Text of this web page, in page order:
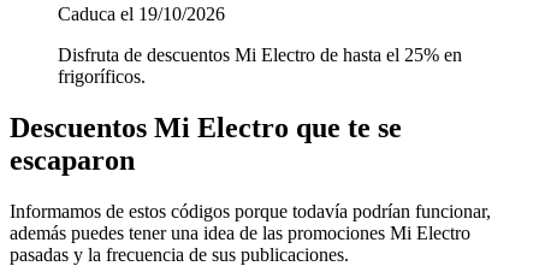
Caduca el 19/10/2026
Disfruta de descuentos Mi Electro de hasta el 25% en
frigoríficos.
Descuentos Mi Electro que te se
escaparon
Informamos de estos códigos porque todavía podrían funcionar,
además puedes tener una idea de las promociones Mi Electro
pasadas y la frecuencia de sus publicaciones.